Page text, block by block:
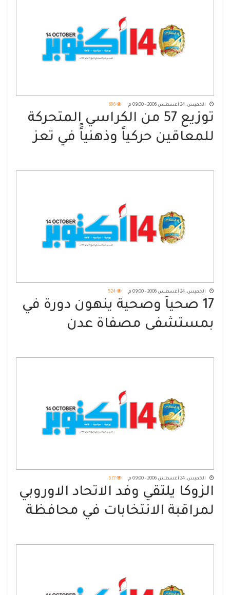
الخميس, 24 أغسطس 2006 - 09:00 م 686
توزيع 57 من الكراسي المتحركة
للمعاقين حركياً وذهنياًً في تعز
الخميس, 24 أغسطس 2006 - 09:00 م 524
17 صحياً وصحية ينهون دورة في
بمستشفى مصفاة عدن
الخميس, 24 أغسطس 2006 - 09:00 م 577
الزوكا يلتقي وفد الاتحاد الاوروبي
لمراقبة الانتخابات في محافظة